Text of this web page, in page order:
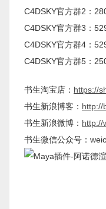
C4DSKY官方群2：
C4DSKY官方群3：
C4DSKY官方群4：
C4DSKY官方群5：
书生淘宝店： https://
书生新浪博客： http://
书生新浪微博： http://
书生微信公众号：